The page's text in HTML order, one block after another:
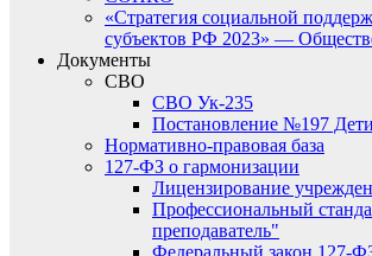
«Стратегия социальной
субъектов РФ 2023» —
Документы
СВО
СВО Ук-235
Постановление №197
Нормативно-правовая база
127-ФЗ о гармонизации
Лицензирование
Профессиональный
преподаватель"
Федеральный закон 127-